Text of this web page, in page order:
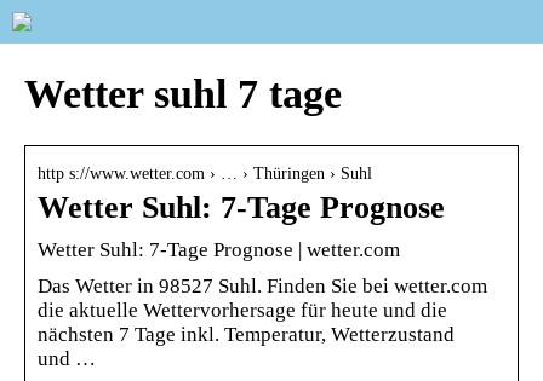
Wetter suhl 7 tage
http s://www.wetter.com › … › Thüringen › Suhl
Wetter Suhl: 7-Tage Prognose
Wetter Suhl: 7-Tage Prognose | wetter.com
Das Wetter in 98527 Suhl. Finden Sie bei wetter.com
die aktuelle Wettervorhersage für heute und die
nächsten 7 Tage inkl. Temperatur, Wetterzustand
und …